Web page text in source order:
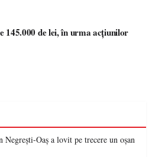
145.000 de lei, în urma acțiunilor
Oaș a lovit pe trecere un oșan